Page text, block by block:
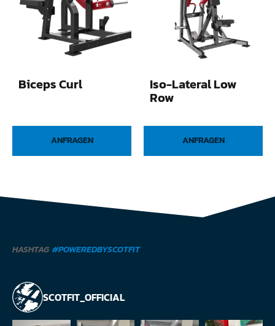
Biceps Curl
ANFRAGEN
Iso-Lateral Low
Row
ANFRAGEN
HASHTAG #POWEREDBYSCOTFIT
SCOTFIT_OFFICIAL